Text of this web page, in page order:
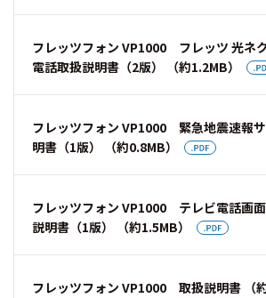
フレッツフォン VP1000 フレッツ 光ネ
電話取扱説明書（2版） （約1.2MB）
フレッツフォン VP1000 緊急地震速報
明書（1版） （約0.8MB）
フレッツフォン VP1000 テレビ電話画
説明書（1版） （約1.5MB）
フレッツフォン VP1000 取扱説明書 （約